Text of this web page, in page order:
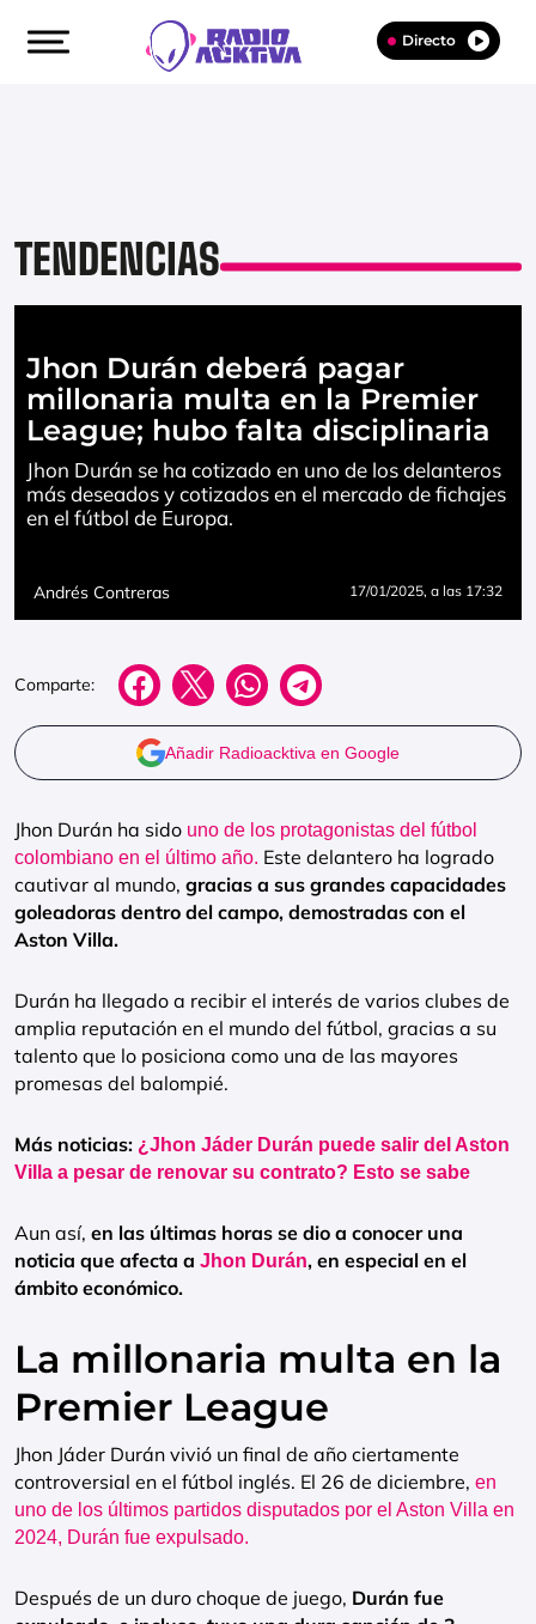
Directo
TENDENCIAS
Jhon Durán deberá pagar
millonaria multa en la Premier
League; hubo falta disciplinaria
Jhon Durán se ha cotizado en uno de los delanteros
más deseados y cotizados en el mercado de fichajes
en el fútbol de Europa.
Andrés Contreras 17/01/2025, a las 17:32
Comparte:
Añadir Radioacktiva en Google
Jhon Durán ha sido uno de los protagonistas del fútbol
colombiano en el último año. Este delantero ha logrado
cautivar al mundo, gracias a sus grandes capacidades
goleadoras dentro del campo, demostradas con el
Aston Villa.
Durán ha llegado a recibir el interés de varios clubes de
amplia reputación en el mundo del fútbol, gracias a su
talento que lo posiciona como una de las mayores
promesas del balompié.
Más noticias: ¿Jhon Jáder Durán puede salir del Aston
Villa a pesar de renovar su contrato? Esto se sabe
Aun así, en las últimas horas se dio a conocer una
noticia que afecta a Jhon Durán, en especial en el
ámbito económico.
La millonaria multa en la
Premier League
Jhon Jáder Durán vivió un final de año ciertamente
controversial en el fútbol inglés. El 26 de diciembre, en
uno de los últimos partidos disputados por el Aston Villa en
2024, Durán fue expulsado.
Después de un duro choque de juego, Durán fue